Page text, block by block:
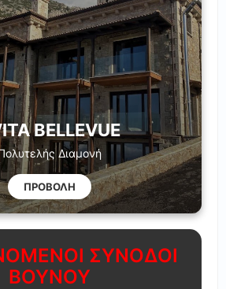
BELLEVUE
Διαμονή
ΠΡΟΒΟΛΗ
ΣΥΝΟΔΟΙ
ΒΟΥΝΟΥ